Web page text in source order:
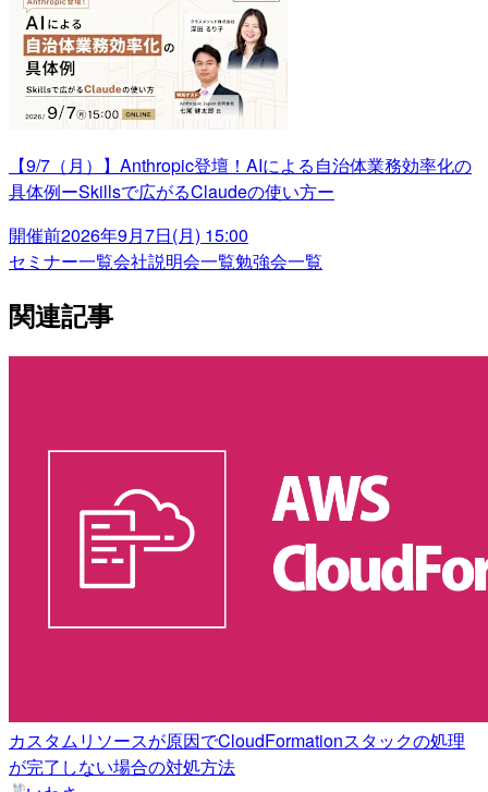
【9/7（月）】Anthropic登壇！AIによる自治体業務効率化の
具体例ーSkillsで広がるClaudeの使い方ー
開催前2026年9月7日(月) 15:00
セミナー一覧会社説明会一覧勉強会一覧
関連記事
カスタムリソースが原因でCloudFormationスタックの処理
が完了しない場合の対処方法